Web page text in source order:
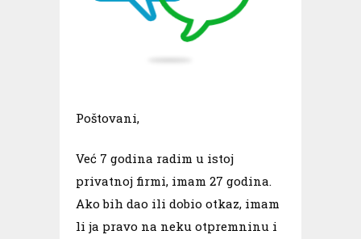
Poštovani,
Već 7 godina radim u istoj
privatnoj firmi, imam 27 godina.
Ako bih dao ili dobio otkaz, imam
li ja pravo na neku otpremninu i